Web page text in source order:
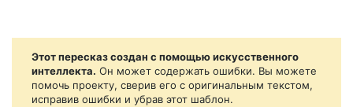
Этот пересказ создан с помощью искусственного
интеллекта. Он может содержать ошибки. Вы можете
помочь проекту, сверив его с оригинальным текстом,
исправив ошибки и убрав этот шаблон.